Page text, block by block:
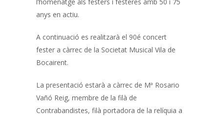
anys en actiu.
A continuació es realitzarà el 90é concert
fester a càrrec de la Societat Musical Vila de
Bocairent.
La presentació estarà a càrrec de Mª Rosario
Vañó Reig, membre de la filà de
Contrabandistes, filà portadora de la relíquia a